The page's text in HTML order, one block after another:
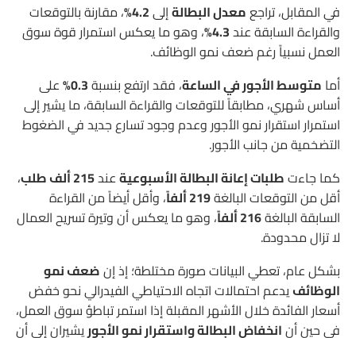
في المقابل، تراجعمعدل البطالةإلى4.2% ، مقارنة بالتوقعات
والقراءة السابقة عند4.3% ، وهو ما يعكس استمرار قوة سوق
العمل نسبياً رغم ضعف نمو الوظائف.
أما متوسط الأجور في الساعة، فقد ارتفع بنسبة0.3% على
أساس شهري، مطابقاً للتوقعات والقراءة السابقة، ما يشير إلى
استمرار استقرار نمو الأجور وعدم وجود تسارع جديد في الضغوط
التضخمية من جانب الأجور.
كما جاءتطلبات إعانة البطالة الأسبوعيةعند215 ألف طلب
،
أقل من التوقعات البالغة219 ألفاً
، وأقل أيضاً من القراءة
السابقة البالغة216 ألفاً
، وهو ما يعكس أن وتيرة تسريح العمال
لا تزال محدودة.
بشكل عام، تعطي البيانات صورة مختلطة؛ إذ إنضعف نمو
الوظائفيدعم احتمالات اتجاه الاحتياطي الفيدرالي نحو خفض
أسعار الفائدة خلال الأشهر المقبلة إذا استمر تباطؤ سوق العمل،
في حين أنانخفاض البطالة واستقرار نمو الأجوريشيران إلى أن